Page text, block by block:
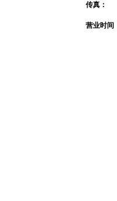
传真：
营业时间